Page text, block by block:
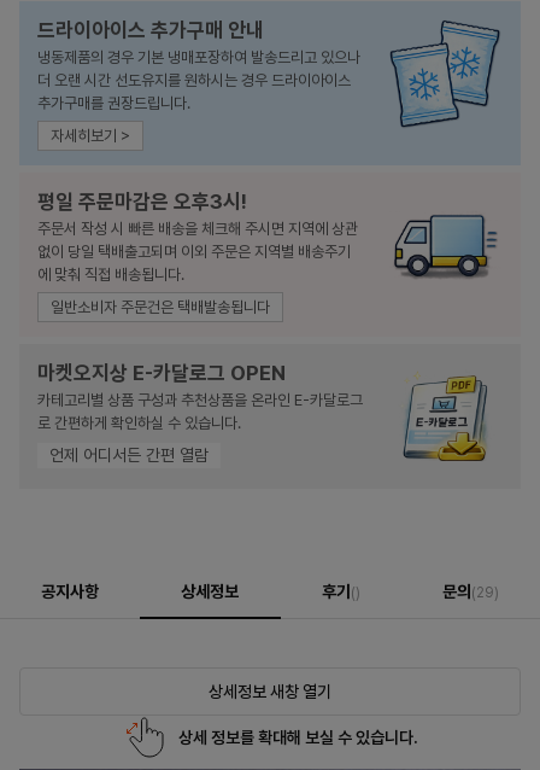
드라이아이스 추가구매 안내
냉동제품의 경우 기본 냉매포장하여 발송드리고 있으나
더 오랜 시간 선도유지를 원하시는 경우 드라이아이스
추가구매를 권장드립니다.
자세히보기 >
평일 주문마감은 오후3시!
주문서 작성 시 빠른 배송을 체크해 주시면 지역에 상관
없이 당일 택배출고되며 이외 주문은 지역별 배송주기
에 맞춰 직접 배송됩니다.
일반소비자 주문건은 택배발송됩니다
마켓오지상 E-카달로그 OPEN
카테고리별 상품 구성과 추천상품을 온라인 E-카달로그
로 간편하게 확인하실 수 있습니다.
언제 어디서든 간편 열람
공지사항 상세정보 후기 () 문의 (29)
상세정보 새창 열기
상세 정보를 확대해 보실 수 있습니다.